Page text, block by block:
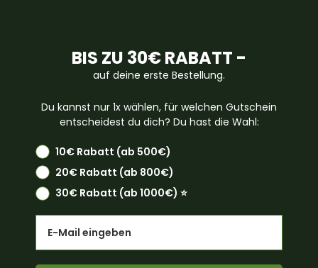
BIS ZU 30€ RABATT -
auf deine erste Bestellung.
Du kannst nur 1x wählen, für welchen Gutschein
entscheidest du dich? Du hast die Wahl:
10€ Rabatt (ab 500€)
20€ Rabatt (ab 800€)
30€ Rabatt (ab 1000€) ⭐️